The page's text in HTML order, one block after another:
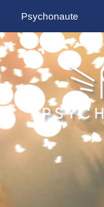
Psychonaute